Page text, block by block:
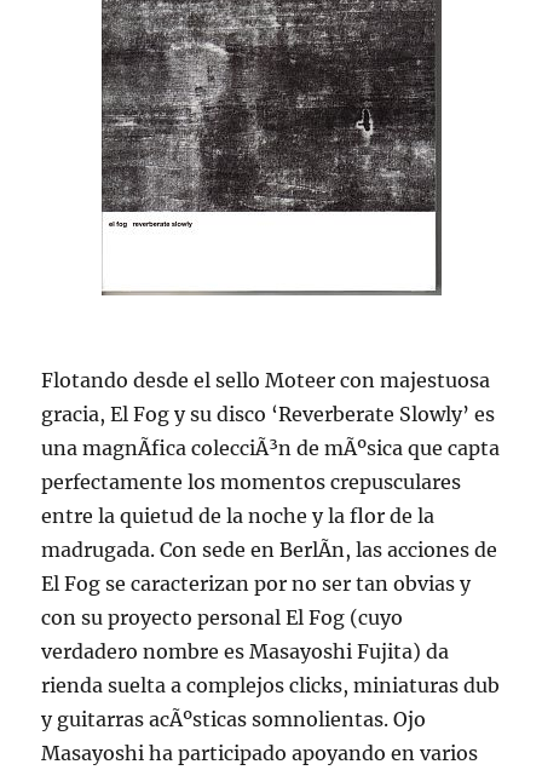
Flotando desde el sello Moteer con majestuosa
gracia, El Fog y su disco ‘Reverberate Slowly’ es
una magnÃ­fica colecciÃ³n de mÃºsica que capta
perfectamente los momentos crepusculares
entre la quietud de la noche y la flor de la
madrugada. Con sede en BerlÃ­n, las acciones de
El Fog se caracterizan por no ser tan obvias y
con su proyecto personal El Fog (cuyo
verdadero nombre es Masayoshi Fujita) da
rienda suelta a complejos clicks, miniaturas dub
y guitarras acÃºsticas somnolientas. Ojo
Masayoshi ha participado apoyando en varios